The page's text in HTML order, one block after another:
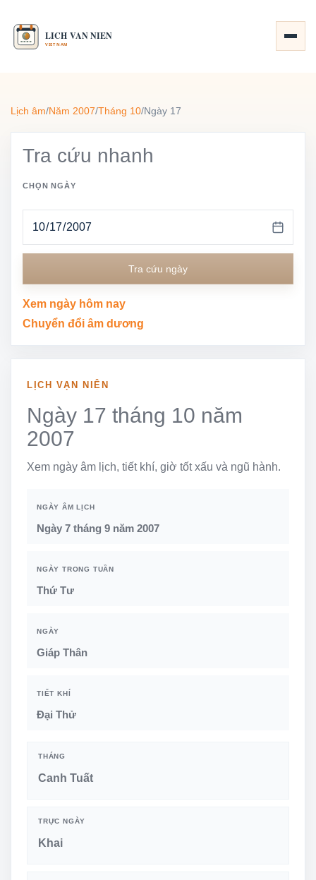
Lịch âm/Năm 2007/Tháng 10/Ngày 17
Tra cứu nhanh
CHỌN NGÀY
Tra cứu ngày
Xem ngày hôm nay
Chuyển đổi âm dương
LỊCH VẠN NIÊN
Ngày 17 tháng 10 năm
2007
Xem ngày âm lịch, tiết khí, giờ tốt xấu và ngũ hành.
NGÀY ÂM LỊCH
Ngày 7 tháng 9 năm 2007
NGÀY TRONG TUẦN
Thứ Tư
NGÀY
Giáp Thân
TIẾT KHÍ
Đại Thử
THÁNG
Canh Tuất
TRỰC NGÀY
Khai